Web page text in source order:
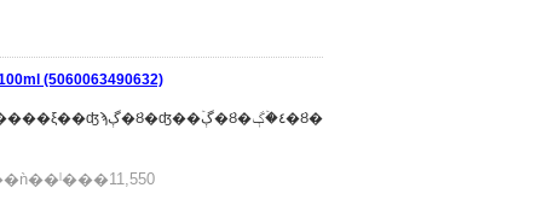
(5060063490632)